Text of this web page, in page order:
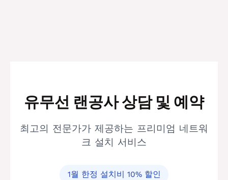
유무선 랜공사 상담 및 예약
최고의 전문가가 제공하는 프리미엄 네트워
크 설치 서비스
1월 한정 설치비 10% 할인